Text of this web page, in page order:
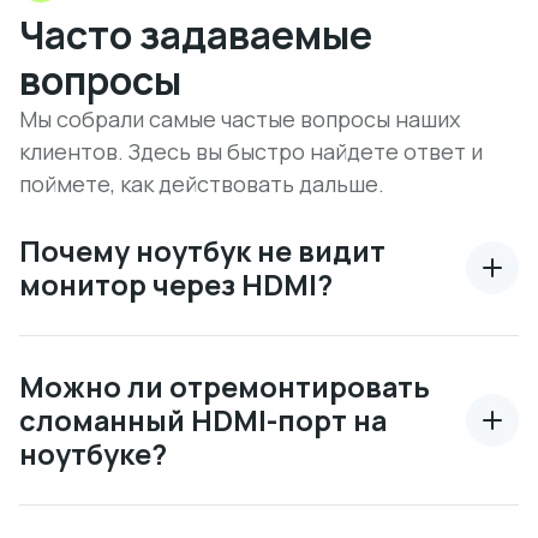
Часто задаваемые
вопросы
Мы собрали самые частые вопросы наших
клиентов. Здесь вы быстро найдете ответ и
поймете, как действовать дальше.
Почему ноутбук не видит
монитор через HDMI?
Можно ли отремонтировать
сломанный HDMI-порт на
ноутбуке?